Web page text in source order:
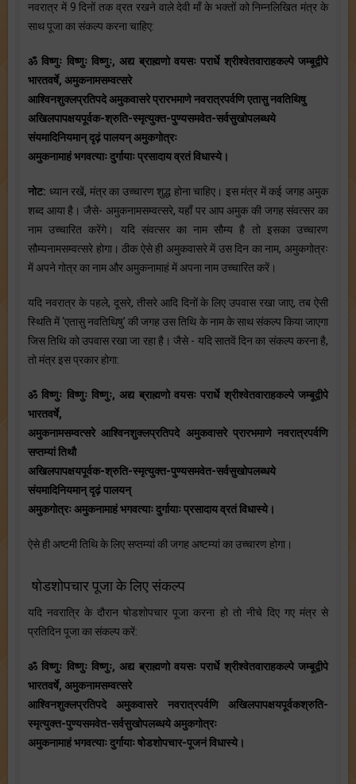
नवरात्र में 9 दिनों तक व्रत रखने वाले देवी माँ के भक्तों को निम्नलिखित मंत्र के
साथ पूजा का संकल्प करना चाहिए:
ॐ विष्णुः विष्णुः विष्णुः, अद्य ब्राह्मणो वयसः परार्धे श्रीश्वेतवाराहकल्पे जम्बूद्वीपे
भारतवर्षे, अमुकनामसम्वत्सरे
आश्विनशुक्लप्रतिपदे अमुकवासरे प्रारभमाणे नवरात्रपर्वणि एतासु नवतिथिषु
अखिलपापक्षयपूर्वक-श्रुति-स्मृत्युक्त-पुण्यसमवेत-सर्वसुखोपलब्धये
संयमादिनियमान् दृढ़ं पालयन् अमुकगोत्रः
अमुकनामाहं भगवत्याः दुर्गायाः प्रसादाय व्रतं विधास्ये।
नोट: ध्यान रखें, मंत्र का उच्चारण शुद्ध होना चाहिए। इस मंत्र में कई जगह अमुक
शब्द आया है। जैसे- अमुकनामसम्वत्सरे, यहाँ पर आप अमुक की जगह संवत्सर का
नाम उच्चारित करेंगे। यदि संवत्सर का नाम सौम्य है तो इसका उच्चारण
सौम्यनामसम्वत्सरे होगा। ठीक ऐसे ही अमुकवासरे में उस दिन का नाम, अमुकगोत्रः
में अपने गोत्र का नाम और अमुकनामाहं में अपना नाम उच्चारित करें।
यदि नवरात्र के पहले, दूसरे, तीसरे आदि दिनों के लिए उपवास रखा जाए, तब ऐसी
स्थिति में ‘एतासु नवतिथिषु’ की जगह उस तिथि के नाम के साथ संकल्प किया जाएगा
जिस तिथि को उपवास रखा जा रहा है। जैसे - यदि सातवें दिन का संकल्प करना है,
तो मंत्र इस प्रकार होगा:
ॐ विष्णुः विष्णुः विष्णुः, अद्य ब्राह्मणो वयसः परार्धे श्रीश्वेतवाराहकल्पे जम्बूद्वीपे
भारतवर्षे,
अमुकनामसम्वत्सरे आश्विनशुक्लप्रतिपदे अमुकवासरे प्रारभमाणे नवरात्रपर्वणि
सप्तम्यां तिथौ
अखिलपापक्षयपूर्वक-श्रुति-स्मृत्युक्त-पुण्यसमवेत-सर्वसुखोपलब्धये
संयमादिनियमान् दृढ़ं पालयन्
अमुकगोत्रः अमुकनामाहं भगवत्याः दुर्गायाः प्रसादाय व्रतं विधास्ये।
ऐसे ही अष्टमी तिथि के लिए सप्तम्यां की जगह अष्टम्यां का उच्चारण होगा।
षोडशोपचार पूजा के लिए संकल्प
यदि नवरात्रि के दौरान षोडशोपचार पूजा करना हो तो नीचे दिए गए मंत्र से
प्रतिदिन पूजा का संकल्प करें:
ॐ विष्णुः विष्णुः विष्णुः, अद्य ब्राह्मणो वयसः परार्धे श्रीश्वेतवाराहकल्पे जम्बूद्वीपे
भारतवर्षे, अमुकनामसम्वत्सरे
आश्विनशुक्लप्रतिपदे अमुकवासरे नवरात्रपर्वणि अखिलपापक्षयपूर्वकश्रुति-
स्मृत्युक्त-पुण्यसमवेत-सर्वसुखोपलब्धये अमुकगोत्रः
अमुकनामाहं भगवत्याः दुर्गायाः षोडशोपचार-पूजनं विधास्ये।